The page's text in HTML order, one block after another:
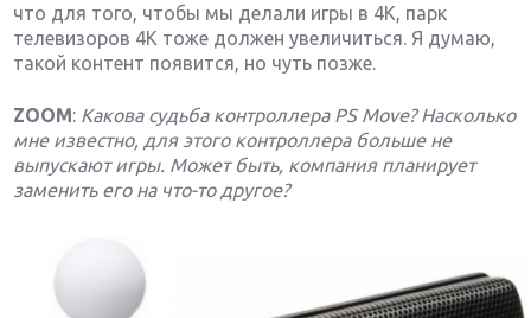
что для того, чтобы мы делали игры в 4К, парк
телевизоров 4К тоже должен увеличиться. Я думаю,
такой контент появится, но чуть позже.
ZOOM: Какова судьба контроллера PS Move? Насколько
мне известно, для этого контроллера больше не
выпускают игры. Может быть, компания планирует
заменить его на что-то другое?